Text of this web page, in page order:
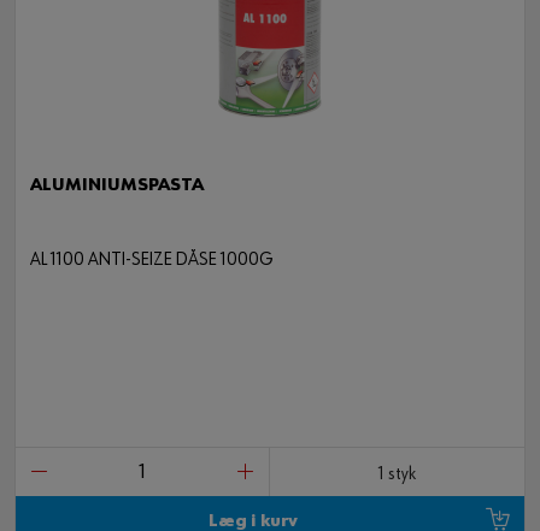
ALUMINIUMSPASTA
AL 1100 ANTI-SEIZE DÅSE 1000G
1 styk
Læg i kurv